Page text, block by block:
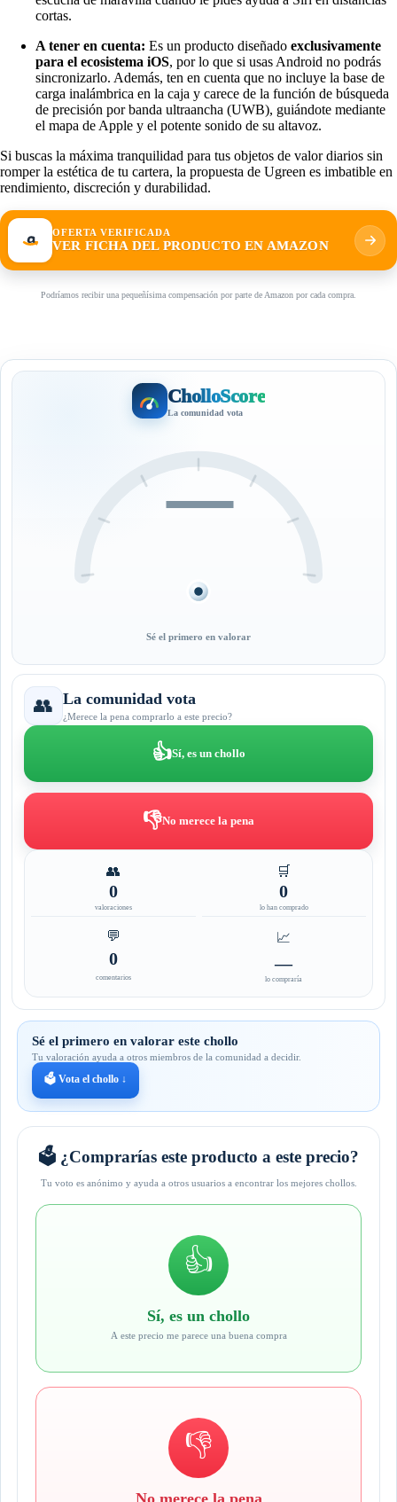
cortas.
A tener en cuenta: Es un producto diseñado exclusivamente
para el ecosistema iOS, por lo que si usas Android no podrás
sincronizarlo. Además, ten en cuenta que no incluye la base de
carga inalámbrica en la caja y carece de la función de búsqueda
de precisión por banda ultraancha (UWB), guiándote mediante
el mapa de Apple y el potente sonido de su altavoz.
Si buscas la máxima tranquilidad para tus objetos de valor diarios sin
romper la estética de tu cartera, la propuesta de Ugreen es imbatible en
rendimiento, discreción y durabilidad.
OFERTA VERIFICADA
VER FICHA DEL PRODUCTO EN AMAZON
Podríamos recibir una pequeñísima compensación por parte de Amazon por cada compra.
CholloScore
La comunidad vota
—
Sé el primero en valorar
👥 La comunidad vota
¿Merece la pena comprarlo a este precio?
👍Sí, es un chollo
👎No merece la pena
👥
0
valoraciones
🛒
0
lo han comprado
💬
0
comentarios
📈
—
lo compraría
Sé el primero en valorar este chollo
Tu valoración ayuda a otros miembros de la comunidad a decidir.
🗳️ Vota el chollo ↓
🗳️ ¿Comprarías este producto a este precio?
Tu voto es anónimo y ayuda a otros usuarios a encontrar los mejores chollos.
👍
Sí, es un chollo
A este precio me parece una buena compra
👎